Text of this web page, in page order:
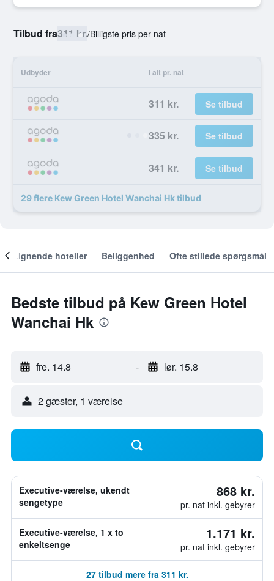
Tilbud fra311 kr./Billigste pris per nat
Udbyder I alt pr. nat
311 kr. Se tilbud
335 kr. Se tilbud
341 kr. Se tilbud
29 flere Kew Green Hotel Wanchai Hk tilbud
Lignende hoteller Beliggenhed Ofte stillede spørgsmål
Bedste tilbud på Kew Green Hotel
Wanchai Hk
fre. 14.8 - lør. 15.8
2 gæster, 1 værelse
Executive-værelse, ukendt
sengetype
868 kr.
pr. nat inkl. gebyrer
Executive-værelse, 1 x to
enkeltsenge
1.171 kr.
pr. nat inkl. gebyrer
27 tilbud mere fra 311 kr.